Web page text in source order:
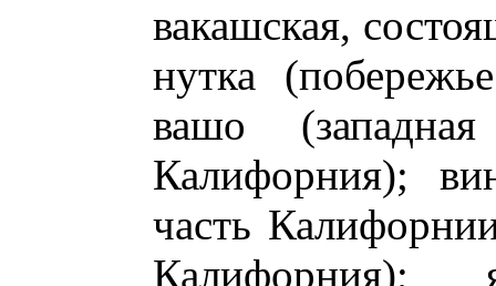
вакашская,
нутка
вашо
Калифорния);
часть
Калифорния);